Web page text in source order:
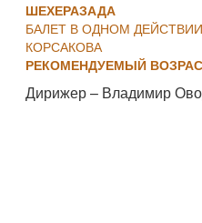
ШЕХЕРАЗАДА
БАЛЕТ В ОДНОМ
КОРСАКОВА
РЕКОМЕНДУЕМЫЙ
Дирижер – Владимир